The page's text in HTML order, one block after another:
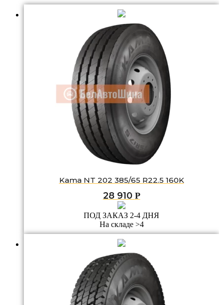
Kama NT 202 385/65 R22.5 160K
28 910 Р
ПОД ЗАКАЗ 2-4 ДНЯ
На складе >4